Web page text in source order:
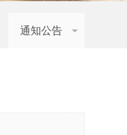
通知公告